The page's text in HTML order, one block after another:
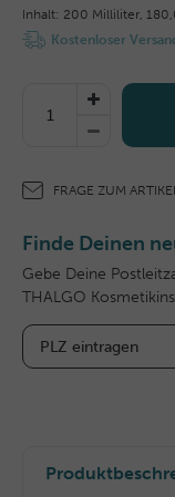
Inhalt: 200 Milliliter,
Kostenloser
FRAGE ZUM
Finde Deinen
Gebe Deine
THALGO